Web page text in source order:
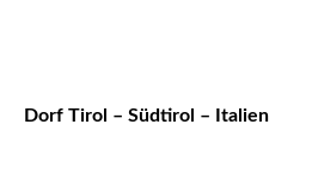
Dorf Tirol – Südtirol – Italien